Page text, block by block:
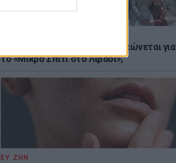
Explainer: Γιατί η Αμερική τσακώνεται για
το «Μικρό Σπίτι στο Λιβάδι»;
ΕΥ ΖΗΝ